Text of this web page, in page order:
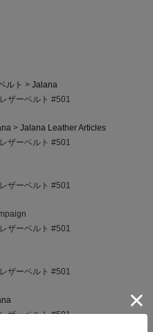
ルト
Jalana
ザーベルト #501
Jalana Leather Articles
ザーベルト #501
ザーベルト #501
ザーベルト #501
ザーベルト #501
ザーベルト #501